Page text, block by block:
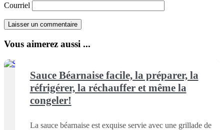
Courriel
Vous aimerez aussi ...
Sauce Béarnaise facile, la préparer, la
réfrigérer, la réchauffer et même la
congeler!
La sauce béarnaise est exquise servie avec une grillade de